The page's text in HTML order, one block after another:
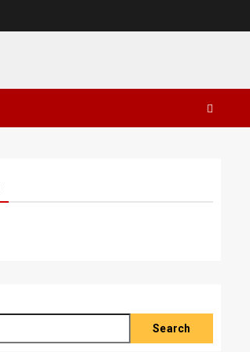
Search